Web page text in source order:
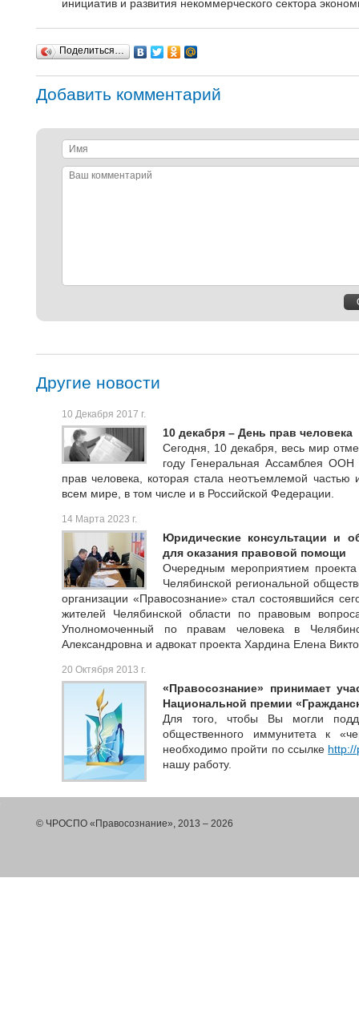
инициатив и развития некоммерческого сектора
Поделиться…
Добавить комментарий
Имя
Ваш
Другие новости
10 Декабря 2017 г.
10 декабря – День прав человека
Сегодня, 10 декабря, весь мир
году Генеральная Ассамблея
прав человека, которая стала неотъемлемой
всем мире, в том числе и в Российской Федерации.
14 Марта 2023 г.
Юридические консультации и
для оказания правовой помощи
Очередным мероприятием
Челябинской региональной
организации «Правосознание» стал состоявшийся
жителей Челябинской области по правовым
Уполномоченный по правам человека в
Александровна и адвокат проекта Хардина Елена
20 Октября 2013 г.
«Правосознание» принимает
Национальной премии
Для того, чтобы Вы могли
общественного иммунитета к
необходимо пройти по ссылке
нашу работу.
© ЧРОСПО «Правосознание», 2013 – 2026